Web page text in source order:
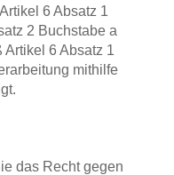
6 Absatz 1
2 Buchstabe a
Artikel 6 Absatz 1
mithilfe
das Recht gegen